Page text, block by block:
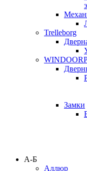
Trelleborg
Замки
А-Б
Аллюр